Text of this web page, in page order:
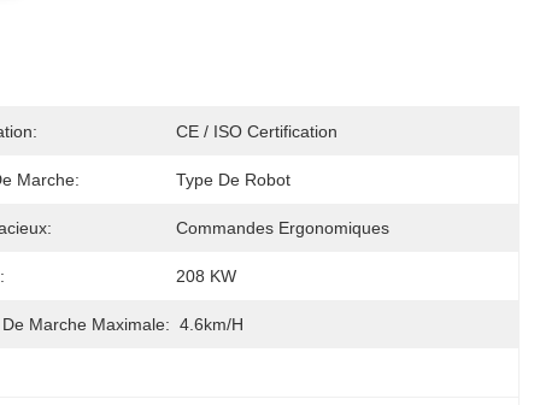
CE / ISO Certification
Marche: Type De Robot
Commandes Ergonomiques
208 KW
Marche Maximale: 4.6km/H